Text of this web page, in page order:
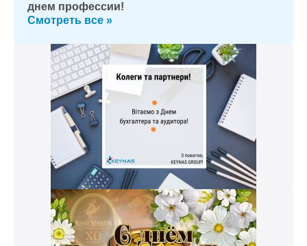
днем профессии!
Смотреть все »